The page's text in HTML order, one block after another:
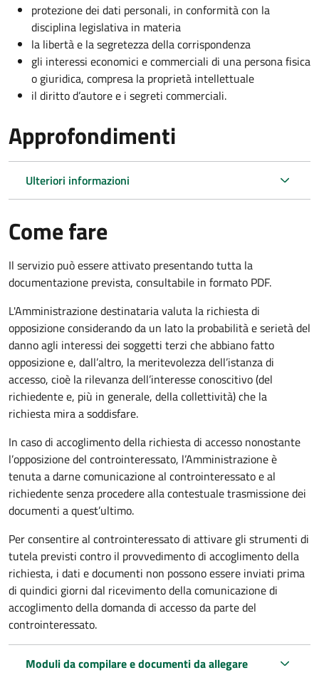
protezione dei dati personali, in conformità con la
disciplina legislativa in materia
la libertà e la segretezza della corrispondenza
gli interessi economici e commerciali di una persona fisica
o giuridica, compresa la proprietà intellettuale
il diritto d’autore e i segreti commerciali.
Approfondimenti
Ulteriori informazioni
Come fare
Il servizio può essere attivato presentando tutta la
documentazione prevista, consultabile in formato PDF.
L'Amministrazione destinataria valuta la richiesta di
opposizione considerando da un lato la probabilità e serietà del
danno agli interessi dei soggetti terzi che abbiano fatto
opposizione e, dall’altro, la meritevolezza dell’istanza di
accesso, cioè la rilevanza dell’interesse conoscitivo (del
richiedente e, più in generale, della collettività) che la
richiesta mira a soddisfare.
In caso di accoglimento della richiesta di accesso nonostante
l’opposizione del controinteressato, l’Amministrazione è
tenuta a darne comunicazione al controinteressato e al
richiedente senza procedere alla contestuale trasmissione dei
documenti a quest’ultimo.
Per consentire al controinteressato di attivare gli strumenti di
tutela previsti contro il provvedimento di accoglimento della
richiesta, i dati e documenti non possono essere inviati prima
di quindici giorni dal ricevimento della comunicazione di
accoglimento della domanda di accesso da parte del
controinteressato.
Moduli da compilare e documenti da allegare